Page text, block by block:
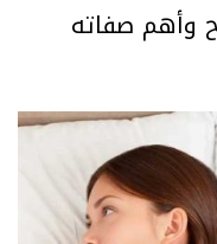
وأهم صفاته